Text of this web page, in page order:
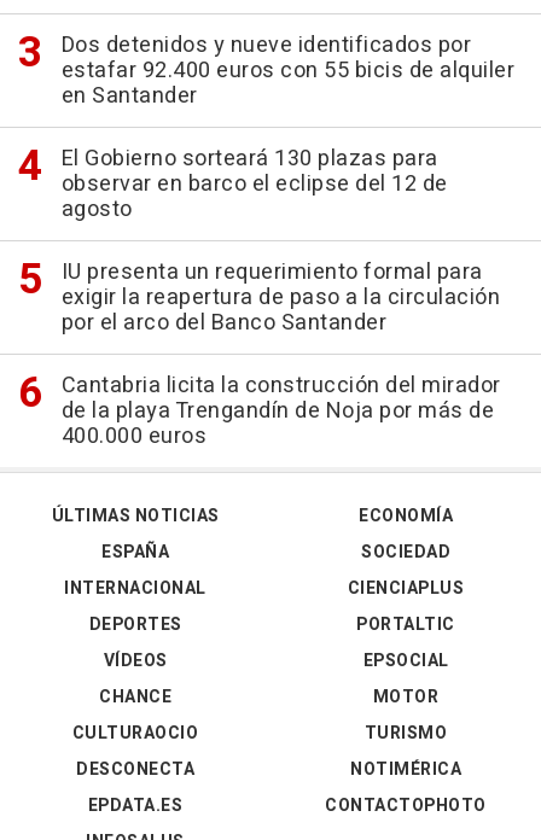
Dos detenidos y nueve identificados por
estafar 92.400 euros con 55 bicis de alquiler
en Santander
El Gobierno sorteará 130 plazas para
observar en barco el eclipse del 12 de
agosto
IU presenta un requerimiento formal para
exigir la reapertura de paso a la circulación
por el arco del Banco Santander
Cantabria licita la construcción del mirador
de la playa Trengandín de Noja por más de
400.000 euros
ÚLTIMAS NOTICIAS
ESPAÑA
INTERNACIONAL
DEPORTES
VÍDEOS
ECONOMÍA
SOCIEDAD
CIENCIAPLUS
PORTALTIC
EPSOCIAL
CHANCE
CULTURAOCIO
DESCONECTA
EPDATA.ES
MOTOR
TURISMO
NOTIMÉRICA
CONTACTOPHOTO